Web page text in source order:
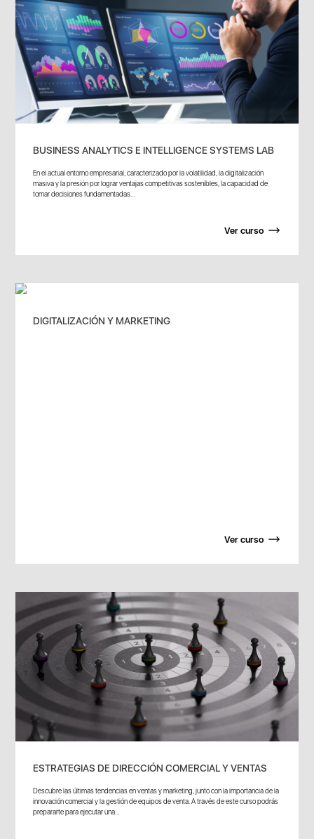
BUSINESS ANALYTICS E INTELLIGENCE SYSTEMS LAB
En el actual entorno empresarial, caracterizado por la volatilidad, la digitalización
masiva y la presión por lograr ventajas competitivas sostenibles, la capacidad de
tomar decisiones fundamentadas...
Ver curso
DIGITALIZACIÓN Y MARKETING
Ver curso
ESTRATEGIAS DE DIRECCIÓN COMERCIAL Y VENTAS
Descubre las últimas tendencias en ventas y marketing, junto con la importancia de la
innovación comercial y la gestión de equipos de venta. A través de este curso podrás
prepararte para ejecutar una...